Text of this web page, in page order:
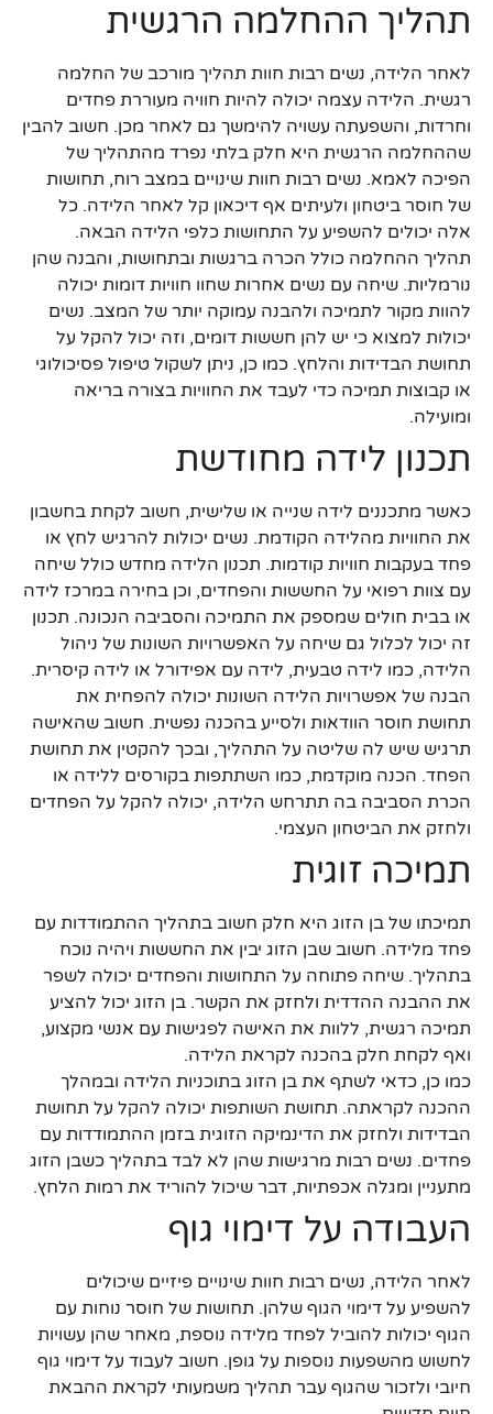
תהליך ההחלמה הרגשית
לאחר הלידה, נשים רבות חוות תהליך מורכב של החלמה
רגשית. הלידה עצמה יכולה להיות חוויה מעוררת פחדים
וחרדות, והשפעתה עשויה להימשך גם לאחר מכן. חשוב להבין
שההחלמה הרגשית היא חלק בלתי נפרד מהתהליך של
הפיכה לאמא. נשים רבות חוות שינויים במצב רוח, תחושות
של חוסר ביטחון ולעיתים אף דיכאון קל לאחר הלידה. כל
אלה יכולים להשפיע על התחושות כלפי הלידה הבאה.
תהליך ההחלמה כולל הכרה ברגשות ובתחושות, והבנה שהן
נורמליות. שיחה עם נשים אחרות שחוו חוויות דומות יכולה
להוות מקור לתמיכה ולהבנה עמוקה יותר של המצב. נשים
יכולות למצוא כי יש להן חששות דומים, וזה יכול להקל על
תחושת הבדידות והלחץ. כמו כן, ניתן לשקול טיפול פסיכולוגי
או קבוצות תמיכה כדי לעבד את החוויות בצורה בריאה
ומועילה.
תכנון לידה מחודשת
כאשר מתכננים לידה שנייה או שלישית, חשוב לקחת בחשבון
את החוויות מהלידה הקודמת. נשים יכולות להרגיש לחץ או
פחד בעקבות חוויות קודמות. תכנון הלידה מחדש כולל שיחה
עם צוות רפואי על החששות והפחדים, וכן בחירה במרכז לידה
או בבית חולים שמספק את התמיכה והסביבה הנכונה. תכנון
זה יכול לכלול גם שיחה על האפשרויות השונות של ניהול
הלידה, כמו לידה טבעית, לידה עם אפידורל או לידה קיסרית.
הבנה של אפשרויות הלידה השונות יכולה להפחית את
תחושת חוסר הוודאות ולסייע בהכנה נפשית. חשוב שהאישה
תרגיש שיש לה שליטה על התהליך, ובכך להקטין את תחושת
הפחד. הכנה מוקדמת, כמו השתתפות בקורסים ללידה או
הכרת הסביבה בה תתרחש הלידה, יכולה להקל על הפחדים
ולחזק את הביטחון העצמי.
תמיכה זוגית
תמיכתו של בן הזוג היא חלק חשוב בתהליך ההתמודדות עם
פחד מלידה. חשוב שבן הזוג יבין את החששות ויהיה נוכח
בתהליך. שיחה פתוחה על התחושות והפחדים יכולה לשפר
את ההבנה ההדדית ולחזק את הקשר. בן הזוג יכול להציע
תמיכה רגשית, ללוות את האישה לפגישות עם אנשי מקצוע,
ואף לקחת חלק בהכנה לקראת הלידה.
כמו כן, כדאי לשתף את בן הזוג בתוכניות הלידה ובמהלך
ההכנה לקראתה. תחושת השותפות יכולה להקל על תחושת
הבדידות ולחזק את הדינמיקה הזוגית בזמן ההתמודדות עם
פחדים. נשים רבות מרגישות שהן לא לבד בתהליך כשבן הזוג
מתעניין ומגלה אכפתיות, דבר שיכול להוריד את רמות הלחץ.
העבודה על דימוי גוף
לאחר הלידה, נשים רבות חוות שינויים פיזיים שיכולים
להשפיע על דימוי הגוף שלהן. תחושות של חוסר נוחות עם
הגוף יכולות להוביל לפחד מלידה נוספת, מאחר שהן עשויות
לחשוש מהשפעות נוספות על גופן. חשוב לעבוד על דימוי גוף
חיובי ולזכור שהגוף עבר תהליך משמעותי לקראת ההבאת